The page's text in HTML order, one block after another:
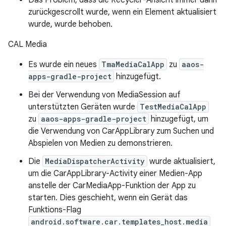
zurückgescrollt wurde, wenn ein Element aktualisiert
wurde, wurde behoben.
CAL Media
Es wurde ein neues TmaMediaCalApp zu aaos-
apps-gradle-project hinzugefügt.
Bei der Verwendung von MediaSession auf
unterstützten Geräten wurde TestMediaCalApp
zu aaos-apps-gradle-project hinzugefügt, um
die Verwendung von CarAppLibrary zum Suchen und
Abspielen von Medien zu demonstrieren.
Die MediaDispatcherActivity wurde aktualisiert,
um die CarAppLibrary-Activity einer Medien-App
anstelle der CarMediaApp-Funktion der App zu
starten. Dies geschieht, wenn ein Gerät das
Funktions-Flag
android.software.car.templates_host.media